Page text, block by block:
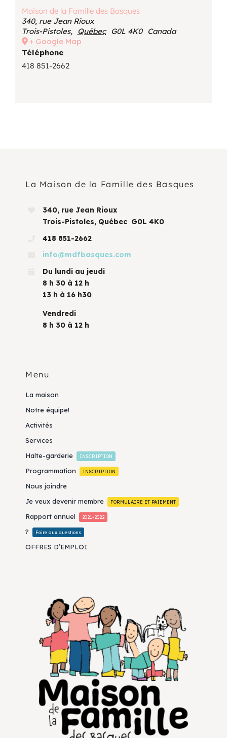
Maison de la Famille des Basques
340, rue Jean Rioux
Trois-Pistoles, Québec G0L 4K0 Canada
+ Google Map
Téléphone
418 851-2662
La Maison de la Famille des Basques
340, rue Jean Rioux
Trois-Pistoles, Québec G0L 4K0
418 851-2662
info@mdfbasques.com
Du lundi au jeudi
8 h 30 à 12 h
13 h à 16 h30
Vendredi
8 h 30 à 12 h
Menu
La maison
Notre équipe!
Activités
Services
Halte-garderie
INSCRIPTION
Programmation INSCRIPTION
Nous joindre
Je veux devenir membre
FORMULAIRE ET PAIEMENT
Rapport annuel 2021-2022
? Foire aux questions
OFFRES D’EMPLOI